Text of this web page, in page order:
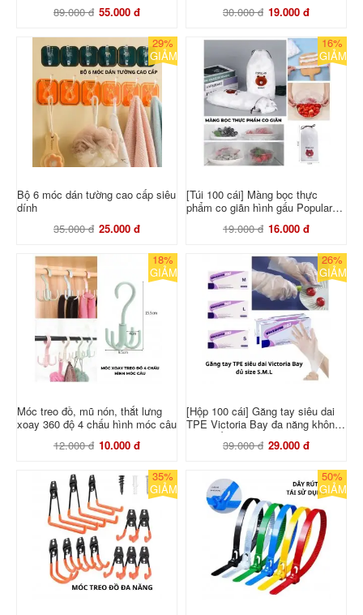
89.000 đ 55.000 đ
30.000 đ 19.000 đ
29%
GIẢM
Bộ 6 móc dán tường cao cấp siêu
dính
35.000 đ 25.000 đ
16%
GIẢM
[Túi 100 cái] Màng bọc thực
phẩm co giãn hình gấu Popular
19.000 đ 16.000 đ
18%
GIẢM
Móc treo đồ, mũ nón, thắt lưng
xoay 360 độ 4 chấu hình móc câu
12.000 đ 10.000 đ
26%
GIẢM
[Hộp 100 cái] Găng tay siêu dai
TPE Victoria Bay đa năng không
mùi chống nhăn
39.000 đ 29.000 đ
35%
GIẢM
50%
GIẢM